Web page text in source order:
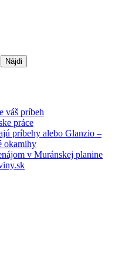
váš príbeh
práce
príbehy alebo Glanzio –
okamihy
v Muránskej planine